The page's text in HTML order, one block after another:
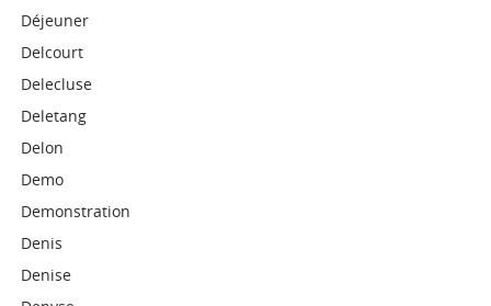
Déjeuner
Delcourt
Delecluse
Deletang
Delon
Demo
Demonstration
Denis
Denise